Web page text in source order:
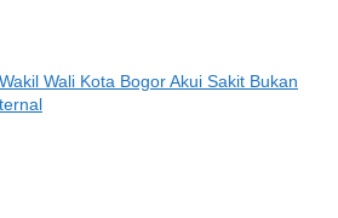
Wali Kota Bogor Akui Sakit Bukan